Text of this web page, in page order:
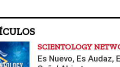
SCIENTOLOGY
Es Nuevo, Es Audaz,